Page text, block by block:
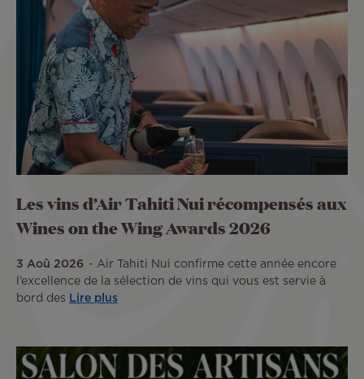
Les vins d’Air Tahiti Nui récompensés aux
Wines on the Wing Awards 2026
3 Aoû 2026
Air Tahiti Nui confirme cette année encore
l’excellence de la sélection de vins qui vous est servie à
bord des
Lire plus